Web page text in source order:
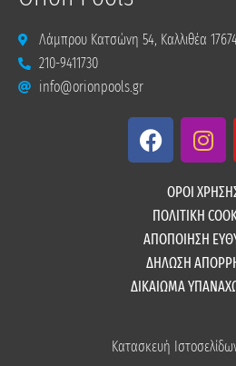
Λάμπρου Κατσώνη 54, Καλλιθέα
210-9411730
info@orionpools.gr
F
a
b
o
o
k
I
n
t
a
g
r
a
ΟΡΟΙ
ΠΟΛΙΤΙΚΗ
ΑΠΟΠΟΙΗΣΗ
ΔΗΛΩΣΗ
ΔΙΚΑΙΩΜΑ
Κατασκευή